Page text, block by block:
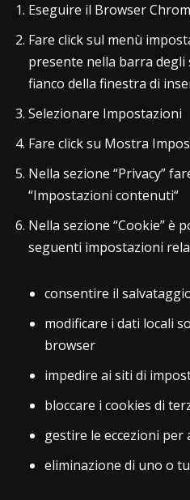
Eseguire il Browser
Fare click sul menù
presente nella barra
fianco della finestra di
Selezionare Impostazioni
Fare click su Mostra
Nella sezione “Privacy”
“Impostazioni contenuti“
Nella sezione “Cookie” è
seguenti impostazioni
consentire il
modificare i dati locali
browser
impedire ai siti di
bloccare i cookies di
gestire le eccezioni
eliminazione di uno o